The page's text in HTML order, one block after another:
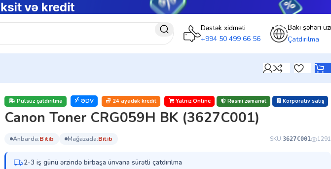
Dəstək xidməti
+994 50 499 66 56
Bakı şəhəri
Çatdırılma
Pulsuz çatdırılma ƏDV 24 ayadək kredit Yalnız Online Rəsmi zəmanət Korporativ satış
Canon Toner CRG059H BK (3627C001)
anbarda: bi̇ti̇b mağazada: bi̇ti̇b SKU:3627C001 1291
2-3 iş günü ərzində birbaşa ünvana sürətli çatdırılma